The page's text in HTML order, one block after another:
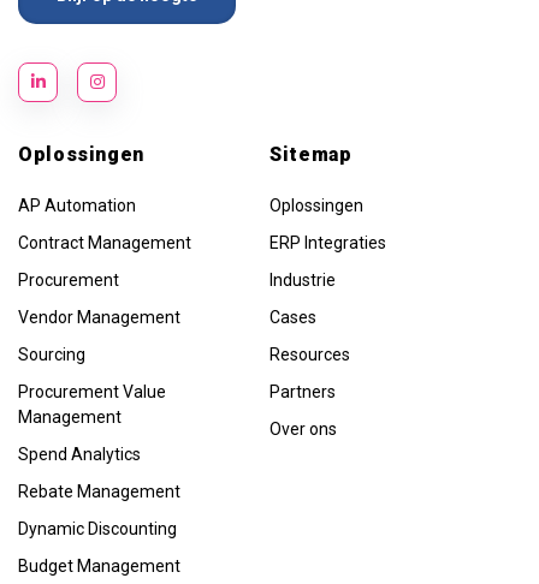
Oplossingen
AP Automation
Contract Management
Procurement
Vendor Management
Sourcing
Procurement Value
Management
Spend Analytics
Rebate Management
Dynamic Discounting
Budget Management
Sitemap
Oplossingen
ERP Integraties
Industrie
Cases
Resources
Partners
Over ons